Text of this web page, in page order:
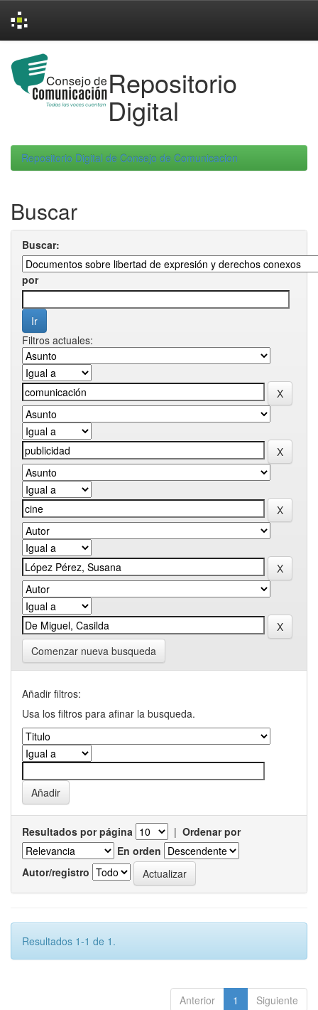
navigation
Repositorio
Digital
Repositorio Digital de Consejo de Comunicacion
Buscar
Buscar:
por
Filtros actuales:
Comenzar nueva busqueda
Añadir filtros:
Usa los filtros para afinar la busqueda.
Resultados por página | Ordenar por
En orden
Autor/registro
Resultados 1-1 de 1.
Anterior 1 Siguiente